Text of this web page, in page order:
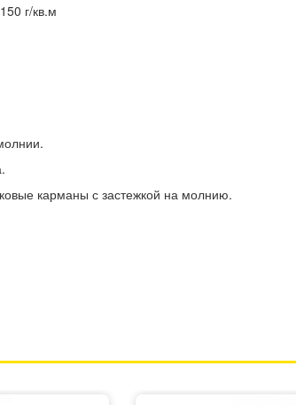
г/кв.м
карманы с застежкой на молнию.